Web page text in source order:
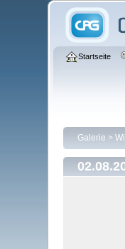
Startseite
Galerie >